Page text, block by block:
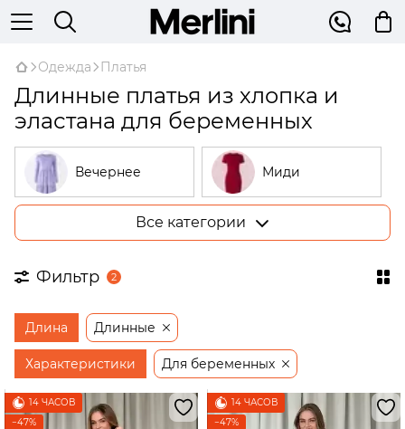
Одежда Платья
Длинные платья из хлопка и
эластана для беременных
Вечернее Миди
размеры
В рубчик
На запах
Бежевые
плечи
Платья-
трапеции
Все категории
Фильтр 2
Длина Длинные
Характеристики Для беременных
14 ЧАСОВ
−47%
14 ЧАСОВ
−47%